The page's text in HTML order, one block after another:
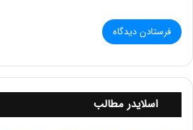
مشاهدهلیست قیمت سرور hp
اسلایدر مطالب